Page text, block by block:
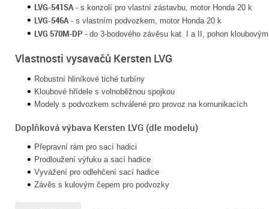
LVG-541SA- s konzolí pro vlastní zástavbu, motor Honda 20 k
LVG-546A- s vlastním podvozkem, motor Honda 20 k
LVG 570M-DP - do 3-bodového závěsu kat. I a II, pohon
Vlastnosti vysavačů Kersten LVG
Robustní hliníkové tiché turbíny
Kloubové hřídele s volnoběžnou spojkou
Modely s podvozkem schválené pro provoz na komunikacích
Doplňková výbava Kersten LVG (dle modelu)
Přepravní rám pro sací hadici
Prodloužení výfuku a sací hadice
Vyvážení pro odlehčení sací hadice
Závěs s kulovým čepem pro podvozky